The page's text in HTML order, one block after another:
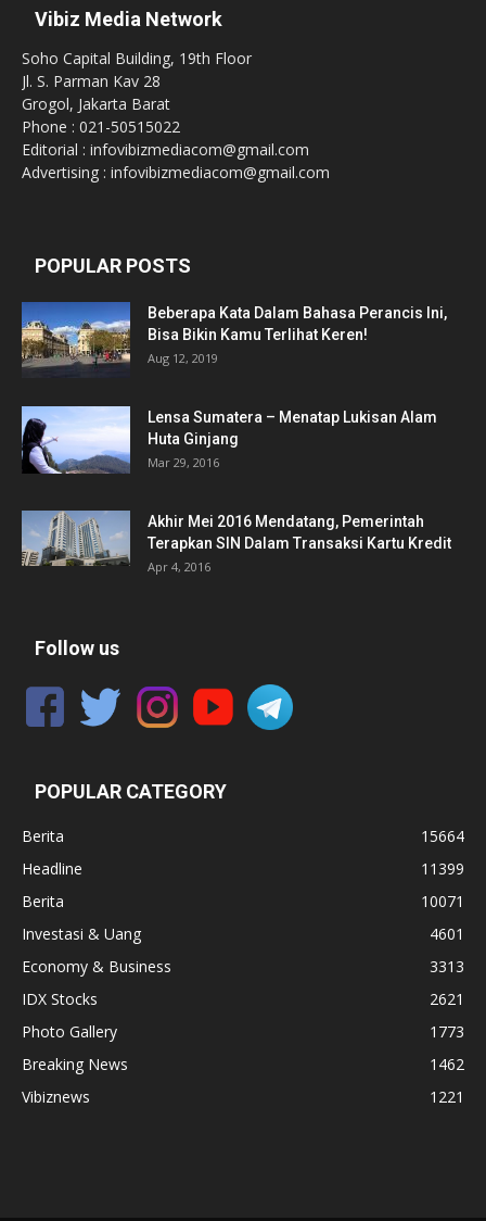
Vibiz Media Network
Soho Capital Building, 19th Floor
Jl. S. Parman Kav 28
Grogol, Jakarta Barat
Phone : 021-50515022
Editorial : infovibizmediacom@gmail.com
Advertising : infovibizmediacom@gmail.com
POPULAR POSTS
Beberapa Kata Dalam Bahasa Perancis Ini,
Bisa Bikin Kamu Terlihat Keren!
Aug 12, 2019
Lensa Sumatera – Menatap Lukisan Alam
Huta Ginjang
Mar 29, 2016
Akhir Mei 2016 Mendatang, Pemerintah
Terapkan SIN Dalam Transaksi Kartu Kredit
Apr 4, 2016
Follow us
POPULAR CATEGORY
Berita
15664
Headline
11399
Berita
10071
Investasi & Uang
4601
Economy & Business
3313
IDX Stocks
2621
Photo Gallery
1773
Breaking News
1462
Vibiznews
1221